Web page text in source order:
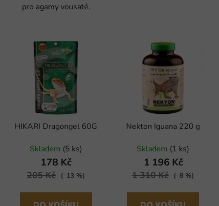
pro agamy vousaté.
HIKARI Dragongel 60G
Skladem (5 ks)
178 Kč
205 Kč (–13 %)
Nekton Iguana 220 g
Skladem (1 ks)
1 196 Kč
1 310 Kč (–8 %)